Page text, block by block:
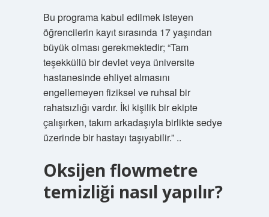
Bu programa kabul edilmek isteyen
öğrencilerin kayıt sırasında 17 yaşından
büyük olması gerekmektedir; “Tam
teşekküllü bir devlet veya üniversite
hastanesinde ehliyet almasını
engellemeyen fiziksel ve ruhsal bir
rahatsızlığı vardır. İki kişilik bir ekipte
çalışırken, takım arkadaşıyla birlikte sedye
üzerinde bir hastayı taşıyabilir.” ..
Oksijen flowmetre
temizliği nasıl yapılır?